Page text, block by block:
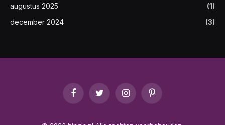
augustus 2025
(1)
december 2024
(3)
FacebookTwitter InstagramPinterest